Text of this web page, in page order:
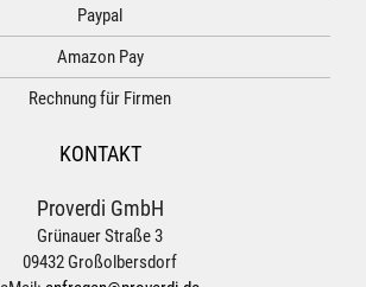
Paypal
Amazon Pay
Rechnung für Firmen
KONTAKT
Proverdi GmbH
Grünauer Straße 3
09432 Großolbersdorf